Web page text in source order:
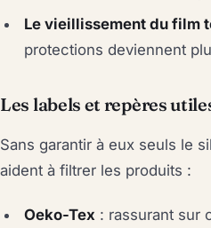
Le vieillissement du film
protections deviennent
Les labels et repères
Sans garantir à eux seuls le
aident à filtrer les produits :
Oeko-Tex : rassurant sur